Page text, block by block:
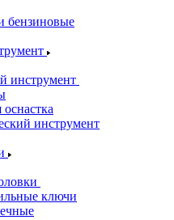
бензиновые
инструмент
инструмент
ключи